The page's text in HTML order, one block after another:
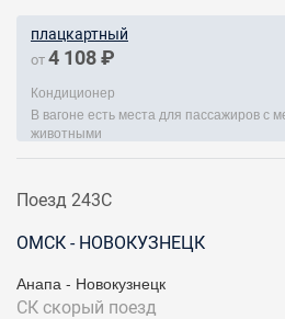
плацкартный
от 4 108 ₽
Кондиционер
В вагоне есть места для пассажиров с
животными
Поезд 243С
ОМСК - НОВОКУЗНЕЦК
Анапа - Новокузнецк
СК скорый поезд